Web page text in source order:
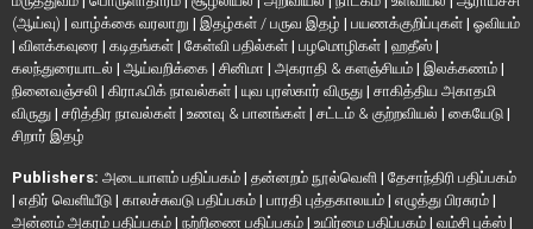
(ஆய்வு) | வாழ்க்கை வரலாறு | இதழ்கள் / பருவ இதழ் | பயணக்குறிப்புகள் | ஓவியம்
| விளக்கவுரை | கடிதங்கள் | கேள்வி பதில்கள் | பழமொழிகள் | ஹதீஸ் |
கலந்துரையாடல் | ஆய்வறிக்கை | சினிமா | அகராதி & களஞ்சியம் | இலக்கணம் |
நினைவஞ்சலி | கிராஃபிக் நாவல்கள் | யுவ புரஸ்கார் விருது | சாகித்திய அகாதமி
விருது | சரித்திர நாவல்கள் | உணவு & பானங்கள் | சட்டம் & குற்றவியல் | கையேடு |
சிறார் இதழ்
Publishers: அடையாளம் பதிப்பகம் | தன்னறம் நூல்வெளி | தேசாந்திரி பதிப்பகம்
| எதிர் வெளியீடு | காலச்சுவடு பதிப்பகம் | பாரதி புத்தகாலயம் | எழுத்து பிரசுரம் |
அன்னம் அகரம் பதிப்பகம் | நற்றிணை பதிப்பகம் | உயிர்மை பதிப்பகம் | வம்சி புக்ஸ் |